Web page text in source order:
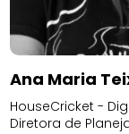
Ana Maria
HouseCricket -
Diretora de